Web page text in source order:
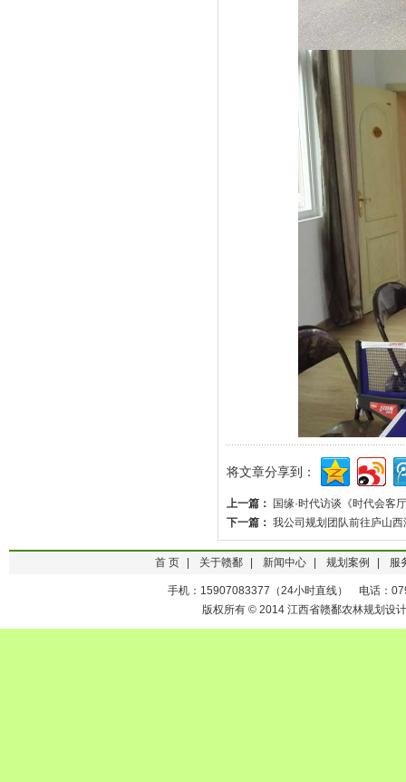
将文章分享到：
上一篇：
国缘·时代访谈《时代会客
下一篇： 我公司规划团队前往庐山
首 页 关于赣鄱 新闻中心 规划案例 服
手机：15907083377（24小时直线） 电话：
版权所有 © 2014 江西省赣鄱农林规划